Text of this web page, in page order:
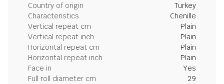
Country of origin
Turkey
Characteristics
Chenille
Vertical repeat cm
Plain
Vertical repeat inch
Plain
Horizontal repeat cm
Plain
Horizontal repeat inch
Plain
Face in
Yes
Full roll diameter cm
29